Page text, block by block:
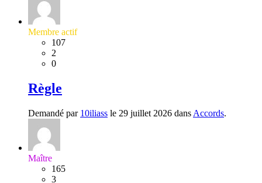
Membre actif
107
2
0
Règle
Demandé par 10iliass le 29 juillet 2026 dans Accords.
Maître
165
3